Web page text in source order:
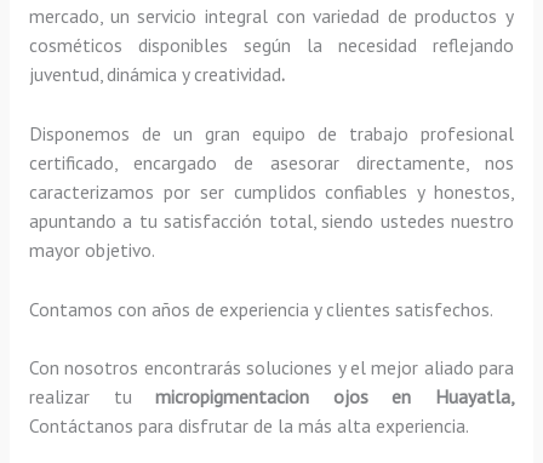
mercado, un servicio integral con variedad de productos y
cosméticos disponibles según la necesidad reflejando
juventud, dinámica y creatividad.
Disponemos de un gran equipo de trabajo profesional
certificado, encargado de asesorar directamente, nos
caracterizamos por ser cumplidos confiables y honestos,
apuntando a tu satisfacción total, siendo ustedes nuestro
mayor objetivo.
Contamos con años de experiencia y clientes satisfechos.
Con nosotros encontrarás soluciones y el mejor aliado para
realizar tumicropigmentacion ojos en Huayatla,
Contáctanos para disfrutar de la más alta experiencia.